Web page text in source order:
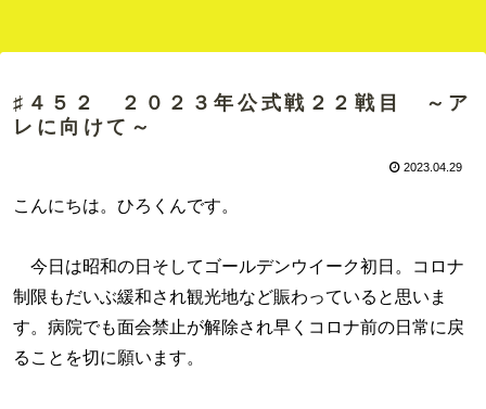
♯４５２ ２０２３年公式戦２２戦目 ～ア
レに向けて～
2023.04.29
こんにちは。ひろくんです。
今日は昭和の日そしてゴールデンウイーク初日。コロナ
制限もだいぶ緩和され観光地など賑わっていると思いま
す。病院でも面会禁止が解除され早くコロナ前の日常に戻
ることを切に願います。